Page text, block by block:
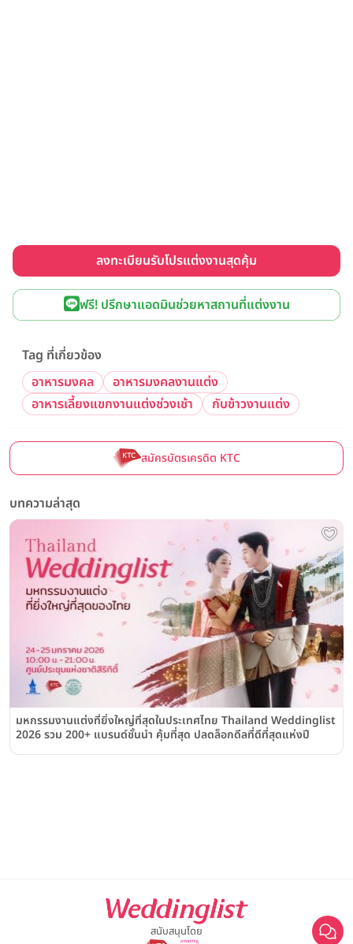
ลงทะเบียนรับโปรแต่งงานสุดคุ้ม
ฟรี! ปรึกษาแอดมินช่วยหาสถานที่แต่งงาน
Tag ที่เกี่ยวข้อง
อาหารมงคล
อาหารมงคลงานแต่ง
อาหารเลี้ยงแขกงานแต่งช่วงเช้า
กับข้าวงานแต่ง
สมัครบัตรเครดิต KTC
บทความล่าสุด
มหกรรมงานแต่งที่ยิ่งใหญ่ที่สุดในประเทศไทย Thailand Weddinglist
2026 รวม 200+ แบรนด์ชั้นนำ คุ้มที่สุด ปลดล็อกดีลที่ดีที่สุดแห่งปี
สนับสนุนโดย